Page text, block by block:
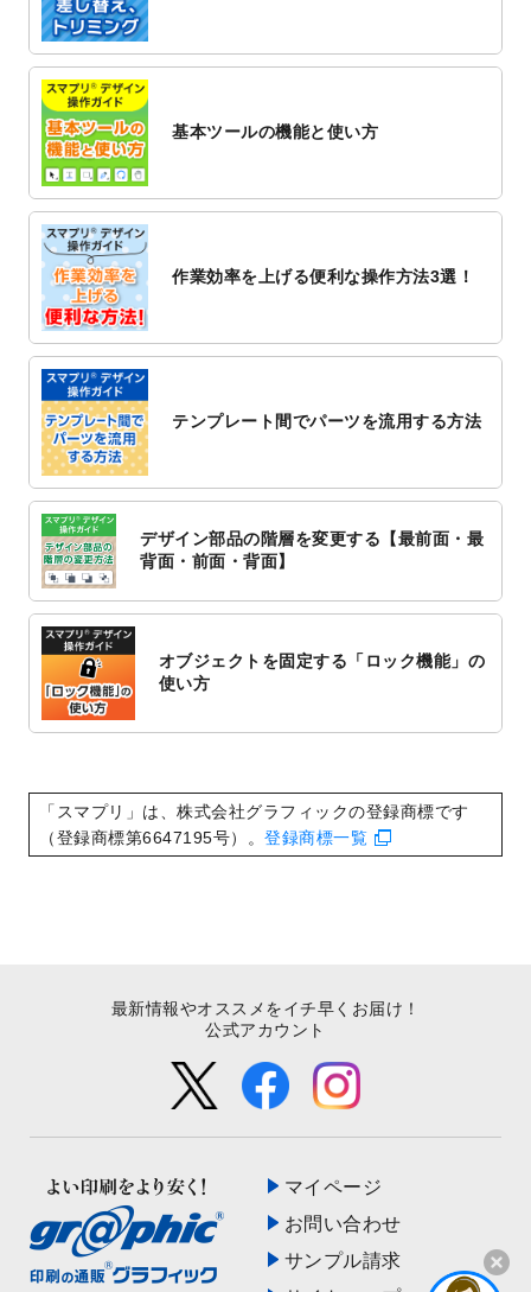
2022/12/1
2022/11/25
【新商品】封筒が作成できるようになりま
2022/11/25
【新商品】クリアファイルが作成できるよ
2022/11/4
しました。
2022/10/26
レートを追加しました。
2022/10/26
追加しました。
2022/10/20
2022/10/14
年賀ポスターのデザインテンプレートを公
2022/10/6
チラシ作成からポスティング配布注文まで
2022/10/1
2023年版1月始まりのカレンダーデザイン
2022/9/21
コンサートのチラシデザインテンプレート
2022/9/5
年賀状のデザインテンプレート
2022/9/5
喪中はがきのデザインテンプレートを公開
2022/8/24
印刷用データの解像度
を引き上げまし
た！
基本ツールの機能と使い方
作業効率を上げる便利な操作方法3選！
テンプレート間でパーツを流用する方法
デザイン部品の階層を変更する【最前面・最
背面・前面・背面】
オブジェクトを固定する「ロック機能」の
使い方
「スマプリ」は、株式会社グラフィックの登録商標です
（登録商標第6647195号）。 登録商標一覧
マイページ
お問い合わせ
サンプル請求
最新情報やオススメをイチ早くお届け！
公式アカウント